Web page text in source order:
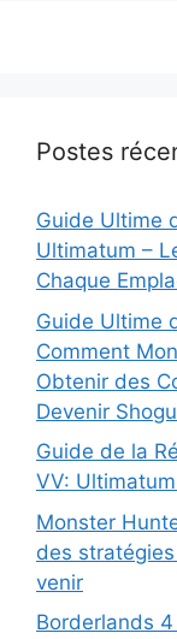
Postes
Guide Ultime
Ultimatum –
Chaque
Guide Ultime
Comment
Obtenir des
Devenir
Guide de la
VV:
Monster
des
venir
Borderlands